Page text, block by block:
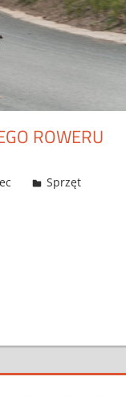
ROWERU
Sprzęt